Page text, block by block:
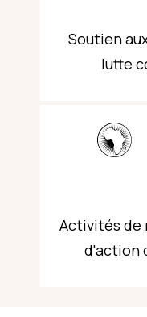
Soutien
lutte
Activités de
d'action